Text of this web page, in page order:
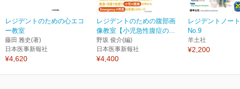
レジデントのための心エコ
ー教室
藤田 雅史(著)
日本医事新報社
¥4,620
レジデントのための腹部画
像教室【小児急性腹症の...
野坂 俊介(編)
日本医事新報社
¥4,400
レジデントノー
No.9
羊土社
¥2,200